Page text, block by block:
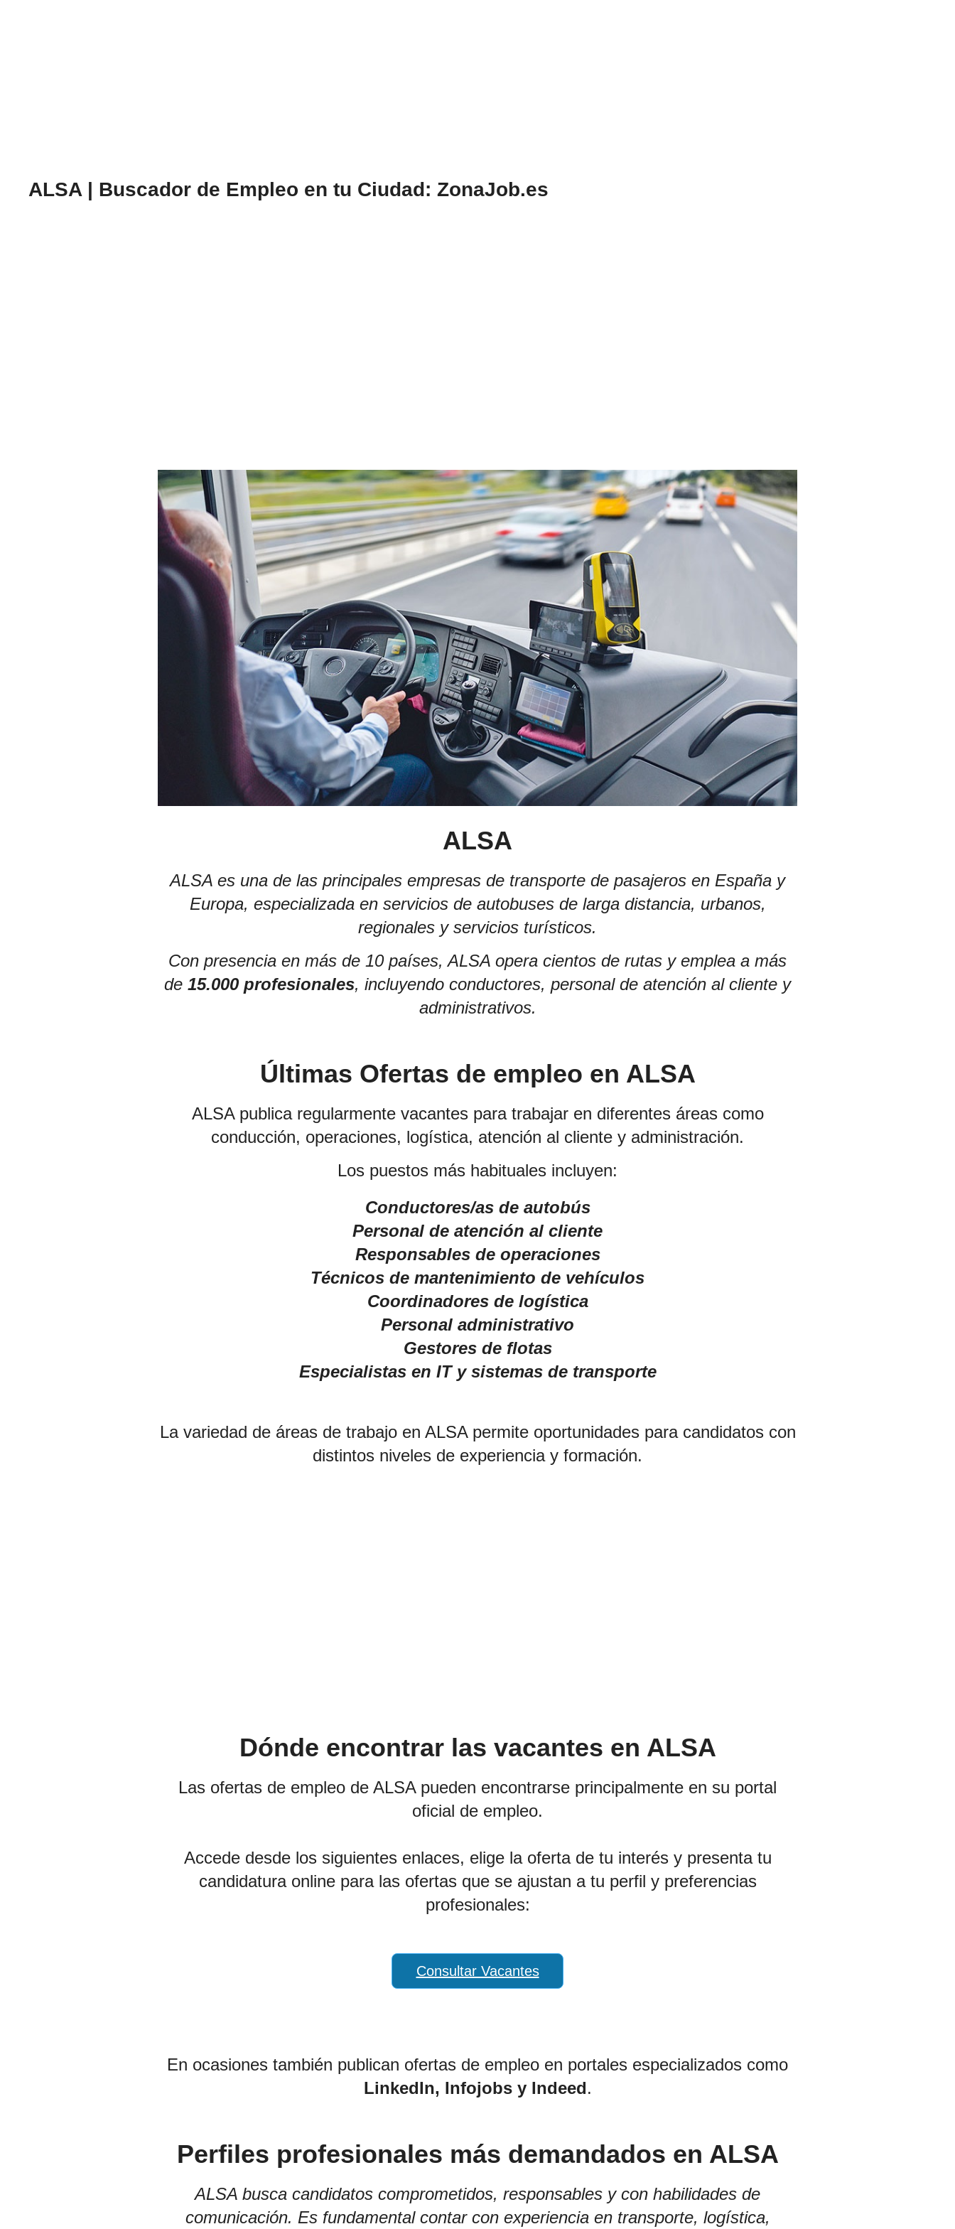
ALSA | Buscador de Empleo en tu Ciudad: ZonaJob.es
ALSA
ALSA es una de las principales empresas de transporte de pasajeros en España y
Europa, especializada en servicios de autobuses de larga distancia, urbanos,
regionales y servicios turísticos.
Con presencia en más de 10 países, ALSA opera cientos de rutas y emplea a más
de 15.000 profesionales, incluyendo conductores, personal de atención al cliente y
administrativos.
Últimas Ofertas de empleo en ALSA
ALSA publica regularmente vacantes para trabajar en diferentes áreas como
conducción, operaciones, logística, atención al cliente y administración.
Los puestos más habituales incluyen:
Conductores/as de autobús
Personal de atención al cliente
Responsables de operaciones
Técnicos de mantenimiento de vehículos
Coordinadores de logística
Personal administrativo
Gestores de flotas
Especialistas en IT y sistemas de transporte
La variedad de áreas de trabajo en ALSA permite oportunidades para candidatos con
distintos niveles de experiencia y formación.
Dónde encontrar las vacantes en ALSA
Las ofertas de empleo de ALSA pueden encontrarse principalmente en su portal
oficial de empleo.
Accede desde los siguientes enlaces, elige la oferta de tu interés y presenta tu
candidatura online para las ofertas que se ajustan a tu perfil y preferencias
profesionales:
Consultar Vacantes
En ocasiones también publican ofertas de empleo en portales especializados como
LinkedIn, Infojobs y Indeed.
Perfiles profesionales más demandados en ALSA
ALSA busca candidatos comprometidos, responsables y con habilidades de
comunicación. Es fundamental contar con experiencia en transporte, logística,